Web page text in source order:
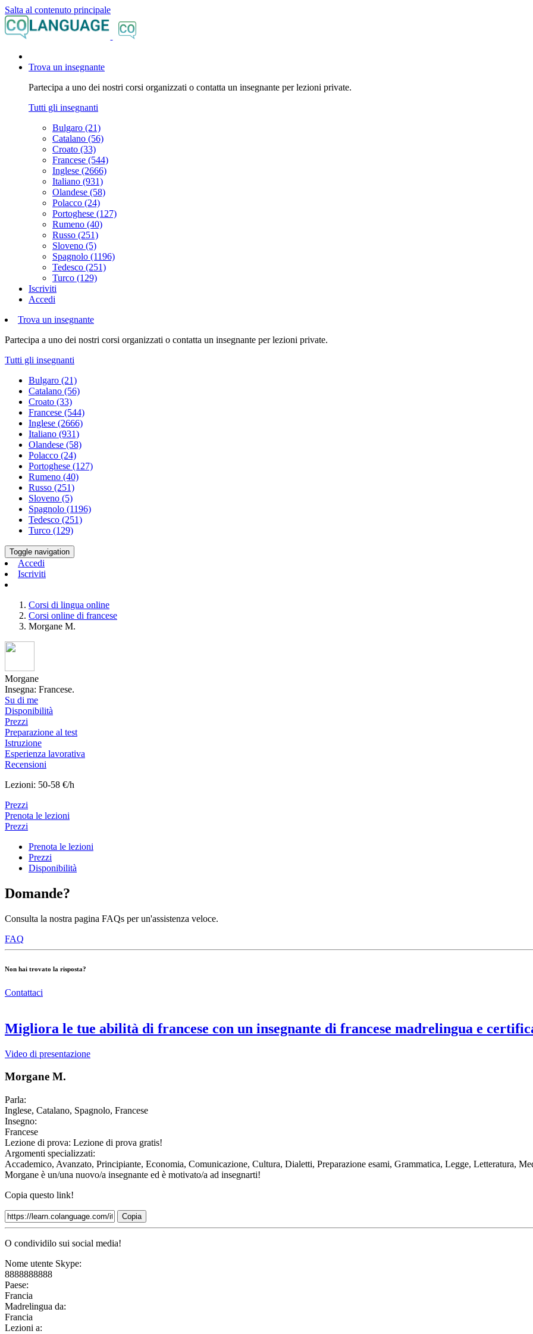
Salta al contenuto principale
Trova un insegnante
Partecipa a uno dei nostri corsi organizzati o contatta un insegnante per lezioni private.
Tutti gli insegnanti
Bulgaro (21)
Catalano (56)
Croato (33)
Francese (544)
Inglese (2666)
Italiano (931)
Olandese (58)
Polacco (24)
Portoghese (127)
Rumeno (40)
Russo (251)
Sloveno (5)
Spagnolo (1196)
Tedesco (251)
Turco (129)
Iscriviti
Accedi
Trova un insegnante
Partecipa a uno dei nostri corsi organizzati o contatta un insegnante per lezioni private.
Tutti gli insegnanti
Bulgaro (21)
Catalano (56)
Croato (33)
Francese (544)
Inglese (2666)
Italiano (931)
Olandese (58)
Polacco (24)
Portoghese (127)
Rumeno (40)
Russo (251)
Sloveno (5)
Spagnolo (1196)
Tedesco (251)
Turco (129)
Toggle navigation
Accedi
Iscriviti
Corsi di lingua online
Corsi online di francese
Morgane M.
Morgane
Insegna: Francese.
Su di me
Disponibilità
Prezzi
Preparazione al test
Istruzione
Esperienza lavorativa
Recensioni
Lezioni: 50-58 €/h
Prezzi
Prenota le lezioni
Prezzi
Prenota le lezioni
Prezzi
Disponibilità
Domande?
Consulta la nostra pagina FAQs per un'assistenza veloce.
FAQ
Non hai trovato la risposta?
Contattaci
Migliora le tue abilità di francese con un insegnante di francese madrelingua e
Video di presentazione
Morgane M.
Parla:
Inglese, Catalano, Spagnolo, Francese
Insegno:
Francese
Lezione di prova: Lezione di prova gratis!
Argomenti specializzati:
Accademico, Avanzato, Principiante, Economia, Comunicazione, Cultura, Dialetti, Preparazione esami, Grammatica, Legge, Letteratura,
Morgane è un/una nuovo/a insegnante ed è motivato/a ad insegnarti!
Copia questo link!
Copia
O condividilo sui social media!
Nome utente Skype:
8888888888
Paese:
Francia
Madrelingua da:
Francia
Lezioni a: